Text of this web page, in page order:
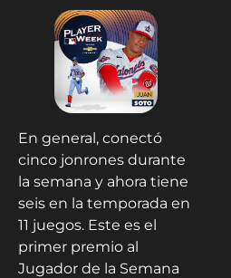
En general, conectó
cinco jonrones durante
la semana y ahora tiene
seis en la temporada en
11 juegos. Este es el
primer premio al
Jugador de la Semana